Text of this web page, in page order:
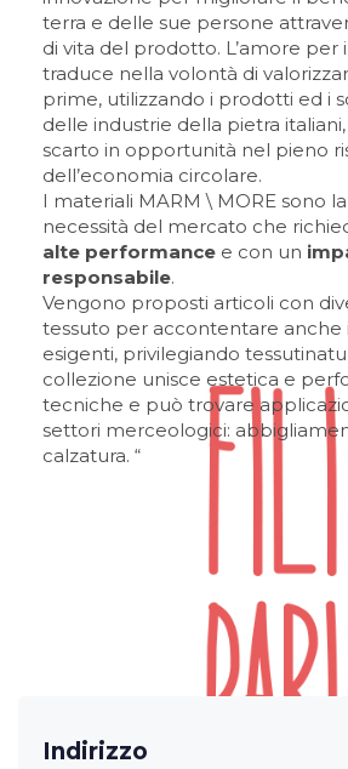
Indirizzo
terra e delle sue persone
di vita del prodotto. L’amore per
traduce nella volontà di
prime, utilizzando i prodotti ed i
delle industrie della pietra
scarto in opportunità nel pieno
dell’economia circolare.
I materiali MARM \ MORE sono
necessità del mercato che
alte performance e con un
responsabile.
Vengono proposti articoli con
tessuto per accontentare anche
esigenti, privilegiando tessuti
collezione unisce estetica e
tecniche e può trovare
settori merceologici:
calzatura. “